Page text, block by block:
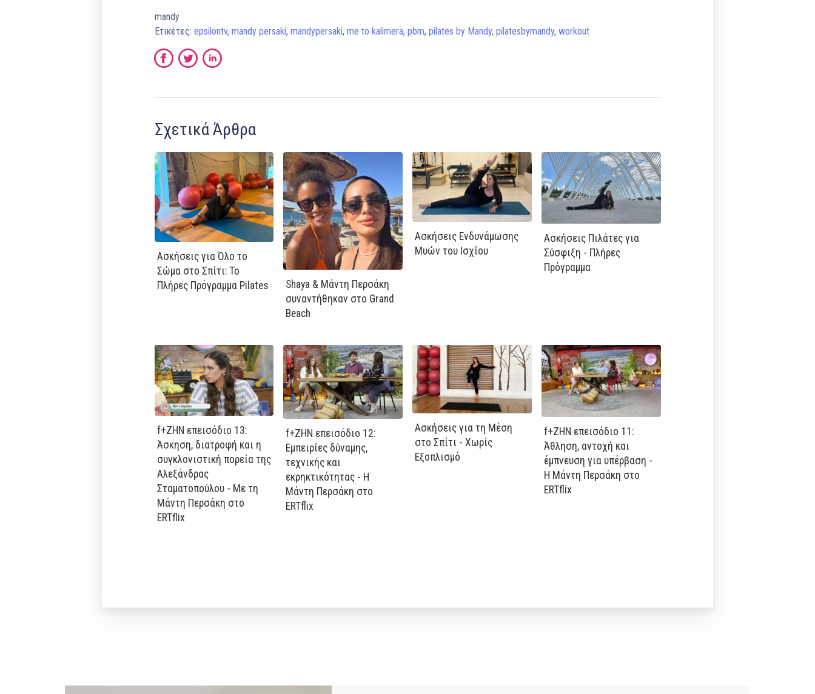
mandy
Ετικέτες: epsilontv, mandy persaki, mandypersaki, me to kalimera, pbm, pilates by Mandy, pilatesbymandy, workout
Σχετικά Άρθρα
Ασκήσεις για Όλο το
Σώμα στο Σπίτι: Το
Πλήρες Πρόγραμμα Pilates
Shaya & Μάντη Περσάκη
συναντήθηκαν στο Grand
Beach
Ασκήσεις Ενδυνάμωσης
Μυών του Ισχίου
Ασκήσεις Πιλάτες για
Σύσφιξη - Πλήρες
Πρόγραμμα
f+ΖΗΝ επεισόδιο 13:
Άσκηση, διατροφή και η
συγκλονιστική πορεία της
Αλεξάνδρας
Σταματοπούλου - Με τη
Μάντη Περσάκη στο
ERTflix
f+ΖΗΝ επεισόδιο 12:
Εμπειρίες δύναμης,
τεχνικής και
εκρηκτικότητας - Η
Μάντη Περσάκη στο
ERTflix
Ασκήσεις για τη Μέση
στο Σπίτι - Χωρίς
Εξοπλισμό
f+ΖΗΝ επεισόδιο 11:
Άθληση, αντοχή και
έμπνευση για υπέρβαση -
Η Μάντη Περσάκη στο
ERTflix